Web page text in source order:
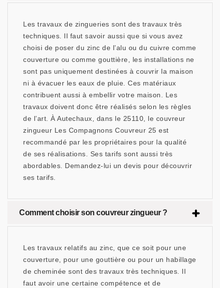
Les travaux de zingueries sont des travaux très
techniques. Il faut savoir aussi que si vous avez
choisi de poser du zinc de l’alu ou du cuivre comme
couverture ou comme gouttière, les installations ne
sont pas uniquement destinées à couvrir la maison
ni à évacuer les eaux de pluie. Ces matériaux
contribuent aussi à embellir votre maison. Les
travaux doivent donc être réalisés selon les règles
de l’art. À Autechaux, dans le 25110, le couvreur
zingueur Les Compagnons Couvreur 25 est
recommandé par les propriétaires pour la qualité
de ses réalisations. Ses tarifs sont aussi très
abordables. Demandez-lui un devis pour découvrir
ses tarifs.
Comment choisir son couvreur zingueur ?
Les travaux relatifs au zinc, que ce soit pour une
couverture, pour une gouttière ou pour un habillage
de cheminée sont des travaux très techniques. Il
faut avoir une certaine compétence et de